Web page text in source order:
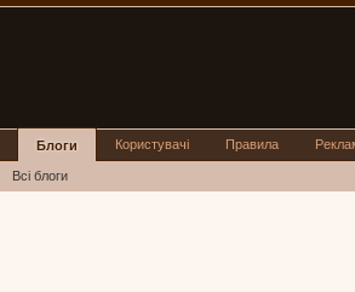
Блоги
Всі блоги
Користувачі Правила